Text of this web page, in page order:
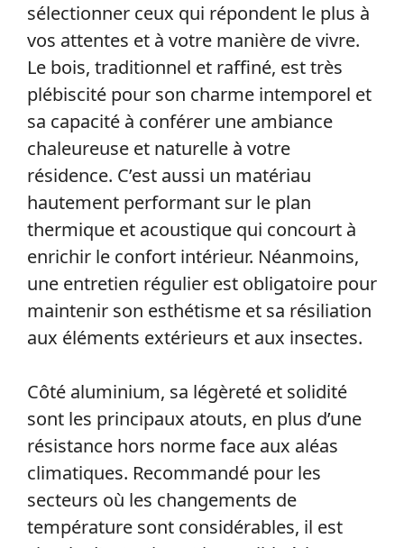
sélectionner ceux qui répondent le plus à
vos attentes et à votre manière de vivre.
Le bois, traditionnel et raffiné, est très
plébiscité pour son charme intemporel et
sa capacité à conférer une ambiance
chaleureuse et naturelle à votre
résidence. C’est aussi un matériau
hautement performant sur le plan
thermique et acoustique qui concourt à
enrichir le confort intérieur. Néanmoins,
une entretien régulier est obligatoire pour
maintenir son esthétisme et sa résiliation
aux éléments extérieurs et aux insectes.
Côté aluminium, sa légèreté et solidité
sont les principaux atouts, en plus d’une
résistance hors norme face aux aléas
climatiques. Recommandé pour les
secteurs où les changements de
température sont considérables, il est